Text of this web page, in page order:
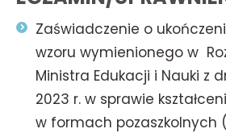
Zaświadczenie o
wzoru wymienionego w
Ministra Edukacji i Nauki z
2023 r. w sprawie
w formach pozaszkolnych